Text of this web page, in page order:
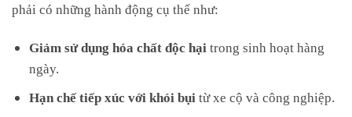
phải có những hành động cụ thể như:
Giảm sử dụng hóa chất độc hại trong sinh hoạt hàng
ngày.
Hạn chế tiếp xúc với khói bụi từ xe cộ và công nghiệp.